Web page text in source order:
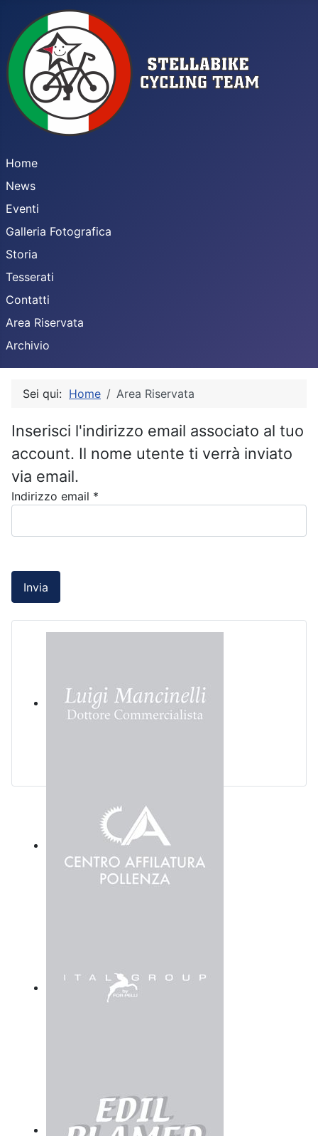
Home
News
Eventi
Galleria Fotografica
Storia
Tesserati
Contatti
Area Riservata
Archivio
Sei qui: Home Area Riservata
Inserisci l'indirizzo email associato al tuo
account. Il nome utente ti verrà inviato
via email.
Indirizzo email *
Invia